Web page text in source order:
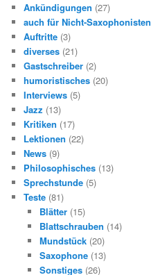
n
Ankündigungen (27)
auch für Nicht-Saxophonisten
Auftritte (3)
diverses (21)
Gastschreiber (2)
humoristisches (20)
Interviews (5)
Jazz (13)
Kritiken (17)
Lektionen (22)
News (9)
Philosophisches (13)
Sprechstunde (5)
Teste (81)
Blätter(15)
Blattschrauben (14)
Mundstück(20)
Saxophone(13)
Sonstiges(26)